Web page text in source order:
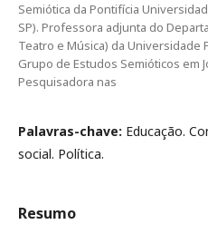
Semiótica da Pontifícia
SP). Professora adjunta do
Teatro e Música) da Universidade
Grupo de Estudos Semióticos em
Pesquisadora nas
Palavras-chave: Educação.
social. Política.
Resumo